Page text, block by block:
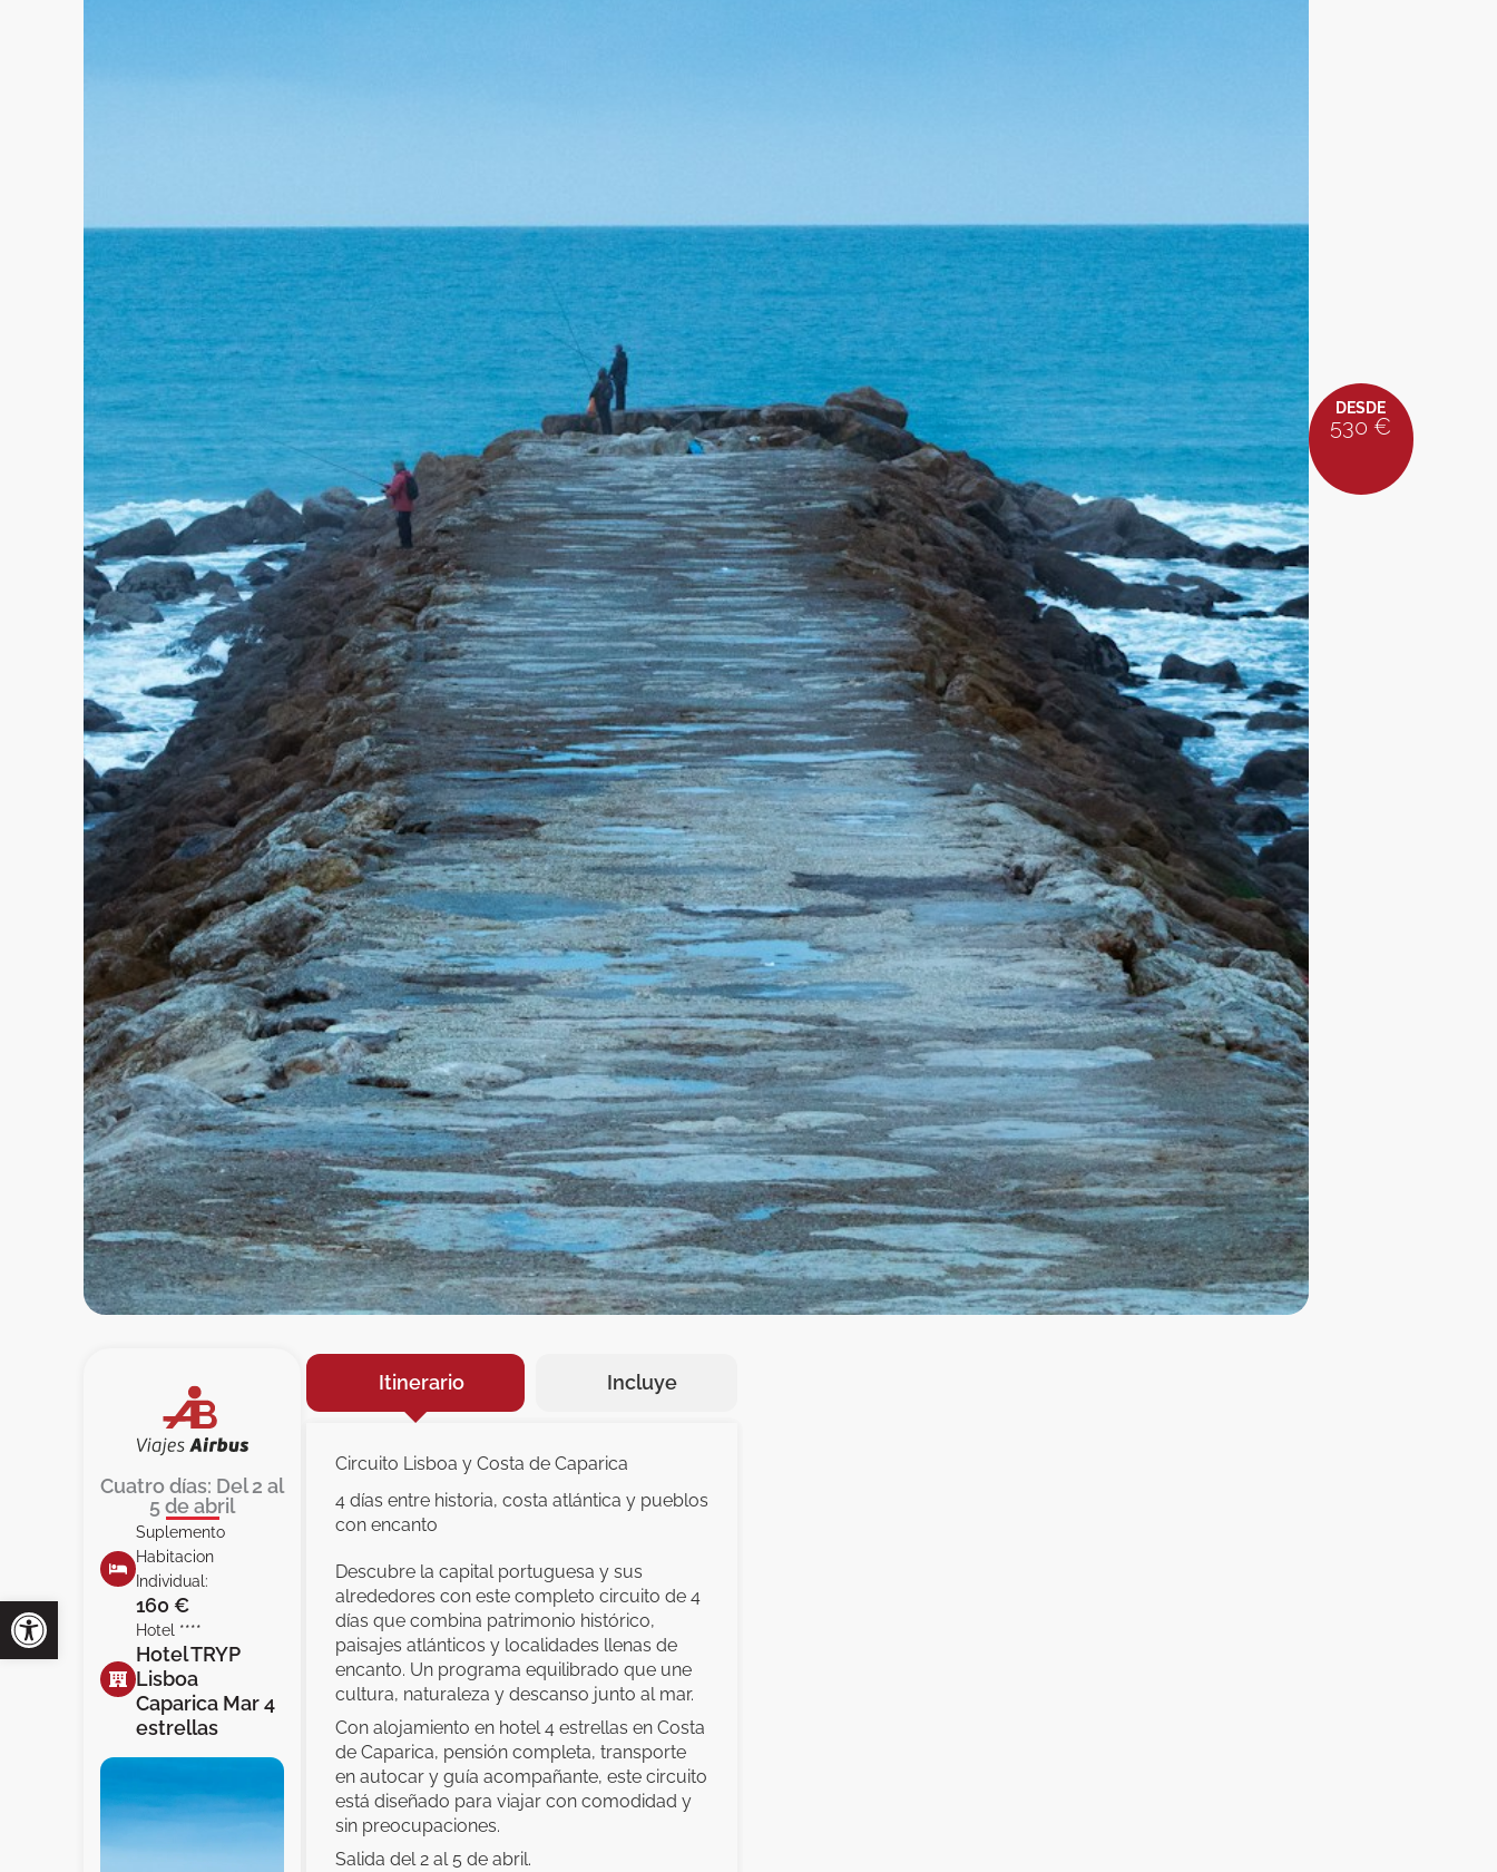
DESDE
530 €
Cuatro días: Del 2 al
5 de abril
Suplemento
Habitacion
Individual:
160 €
Hotel ****
Hotel TRYP
Lisboa
Caparica Mar 4
estrellas
Itinerario Incluye
Circuito Lisboa y Costa de Caparica
4 días entre historia, costa atlántica y pueblos
con encanto
Descubre la capital portuguesa y sus
alrededores con este completo circuito de 4
días que combina patrimonio histórico,
paisajes atlánticos y localidades llenas de
encanto. Un programa equilibrado que une
cultura, naturaleza y descanso junto al mar.
Con alojamiento en hotel 4 estrellas en Costa
de Caparica, pensión completa, transporte
en autocar y guía acompañante, este circuito
está diseñado para viajar con comodidad y
sin preocupaciones.
Salida del 2 al 5 de abril.